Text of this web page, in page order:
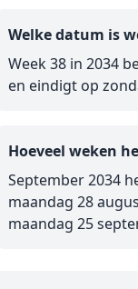
Welke datum is
Week 38 in 2034
en eindigt op
Hoeveel weken
September 2034
maandag 28
maandag 25